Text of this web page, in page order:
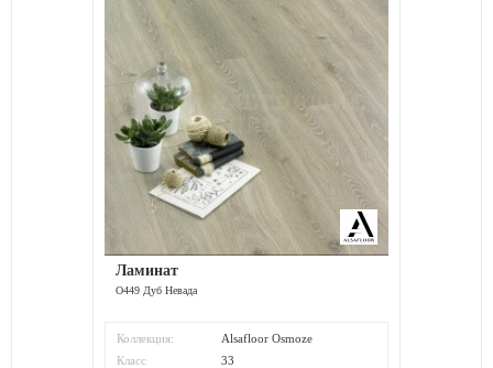
Ламинат
O449 Дуб Невада
Коллекция:
Alsafloor Osmoze
Класс
33